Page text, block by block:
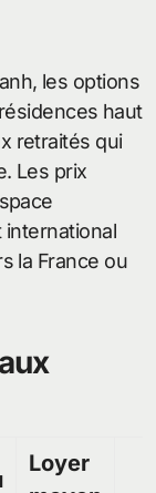
les options
haut
retraités qui
Les prix
international
la France ou
Loyer